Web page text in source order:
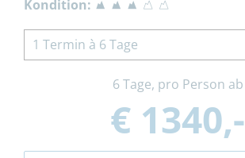
Kondition:
1 Termin à 6 Tage
6 Tage, pro Person ab
€ 1340,-